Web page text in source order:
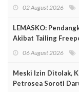
02 August 2026
LEMASKO:
Akibat Tailing
06 August 2026
Meski Izin Ditolak,
Petrosea Soroti